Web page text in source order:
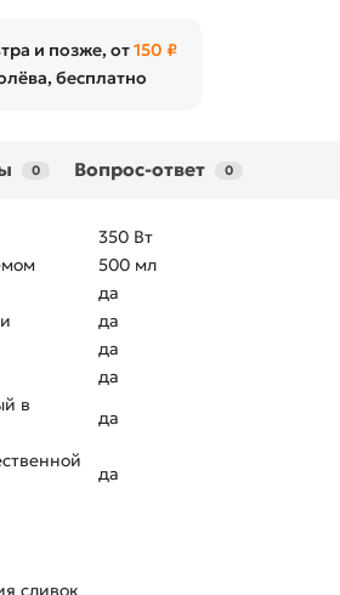
и позже, от150 ₽
бесплатно
0 Вопрос-ответ 0
350 Вт
500 мл
да
да
да
да
в
да
да
сливок